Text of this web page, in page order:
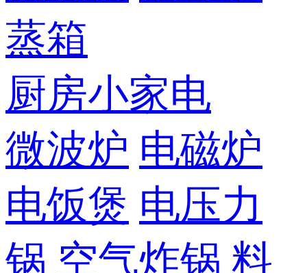
蒸箱
厨房小家电
微波炉 电磁炉
电饭煲 电压力
锅 空气炸锅 料